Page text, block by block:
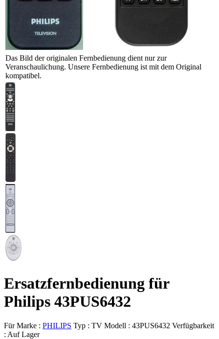
Das Bild der originalen Fernbedienung dient nur zur
Veranschaulichung. Unsere Fernbedienung ist mit dem Original
kompatibel.
Ersatzfernbedienung für
Philips 43PUS6432
Für Marke : PHILIPS Typ : TV Modell : 43PUS6432 Verfügbarkeit
: Auf Lager